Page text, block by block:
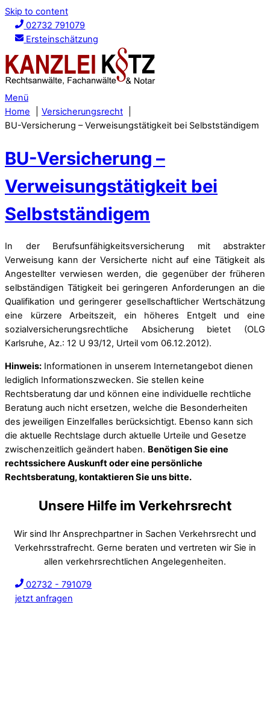
Skip to content
02732 791079
Ersteinschätzung
Menü
Home
Versicherungsrecht
BU-Versicherung – Verweisungstätigkeit bei Selbstständigem
BU-Versicherung –
Verweisungstätigkeit bei
Selbstständigem
In der Berufsunfähigkeitsversicherung mit abstrakter
Verweisung kann der Versicherte nicht auf eine Tätigkeit als
Angestellter verwiesen werden, die gegenüber der früheren
selbständigen Tätigkeit bei geringeren Anforderungen an die
Qualifikation und geringerer gesellschaftlicher Wertschätzung
eine kürzere Arbeitszeit, ein höheres Entgelt und eine
sozialversicherungsrechtliche Absicherung bietet (OLG
Karlsruhe, Az.: 12 U 93/12, Urteil vom 06.12.2012).
Hinweis: Informationen in unserem Internetangebot dienen
lediglich Informationszwecken. Sie stellen keine
Rechtsberatung dar und können eine individuelle rechtliche
Beratung auch nicht ersetzen, welche die Besonderheiten
des jeweiligen Einzelfalles berücksichtigt. Ebenso kann sich
die aktuelle Rechtslage durch aktuelle Urteile und Gesetze
zwischenzeitlich geändert haben. Benötigen Sie eine
rechtssichere Auskunft oder eine persönliche
Rechtsberatung, kontaktieren Sie uns bitte.
Unsere Hilfe im Verkehrsrecht
Wir sind Ihr Ansprechpartner in Sachen Verkehrsrecht und
Verkehrsstrafrecht. Gerne beraten und vertreten wir Sie in
allen verkehrsrechtlichen Angelegenheiten.
02732 - 791079
jetzt anfragen